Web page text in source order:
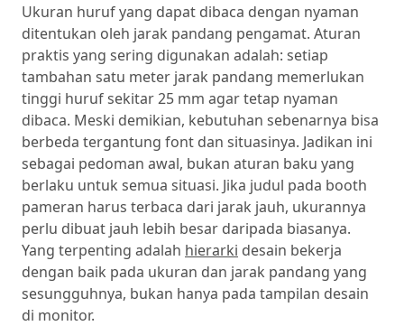
Ukuran huruf yang dapat dibaca dengan nyaman
ditentukan oleh jarak pandang pengamat. Aturan
praktis yang sering digunakan adalah: setiap
tambahan satu meter jarak pandang memerlukan
tinggi huruf sekitar 25 mm agar tetap nyaman
dibaca. Meski demikian, kebutuhan sebenarnya bisa
berbeda tergantung font dan situasinya. Jadikan ini
sebagai pedoman awal, bukan aturan baku yang
berlaku untuk semua situasi. Jika judul pada booth
pameran harus terbaca dari jarak jauh, ukurannya
perlu dibuat jauh lebih besar daripada biasanya.
Yang terpenting adalah hierarki desain bekerja
dengan baik pada ukuran dan jarak pandang yang
sesungguhnya, bukan hanya pada tampilan desain
di monitor.